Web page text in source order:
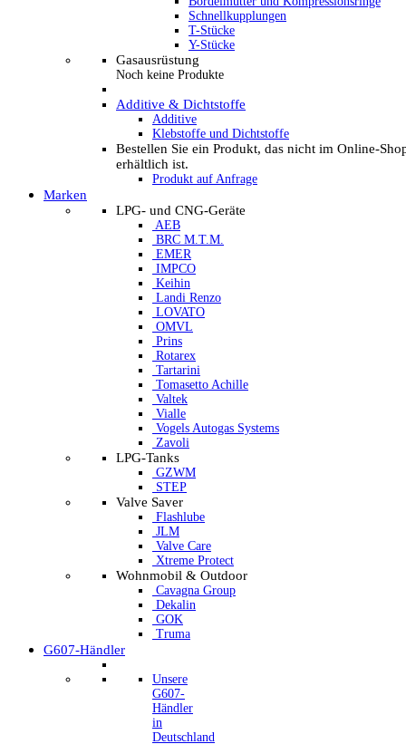
Schnellkupplungen
T-Stücke
Y-Stücke
Gasausrüstung
Noch keine Produkte
Additive & Dichtstoffe
Additive
Klebstoffe und Dichtstoffe
Bestellen Sie ein Produkt, das nicht im Online-
erhältlich ist.
Produkt auf Anfrage
Marken
LPG- und CNG-Geräte
AEB
BRC M.T.M.
EMER
IMPCO
Keihin
Landi Renzo
LOVATO
OMVL
Prins
Rotarex
Tartarini
Tomasetto Achille
Valtek
Vialle
Vogels Autogas Systems
Zavoli
LPG-Tanks
GZWM
STEP
Valve Saver
Flashlube
JLM
Valve Care
Xtreme Protect
Wohnmobil & Outdoor
Cavagna Group
Dekalin
GOK
Truma
G607-Händler
Unsere
G607-
Händler
in
Deutschland